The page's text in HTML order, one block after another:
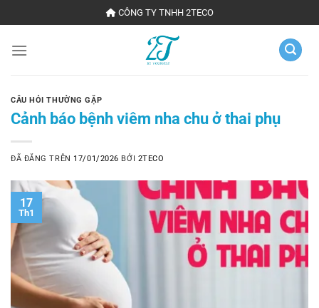
đến
nội
CÔNG TY TNHH 2TECO
CÂU HỎI THƯỜNG GẶP
Cảnh báo bệnh viêm nha chu ở thai phụ
ĐÃ ĐĂNG TRÊN 17/01/2026 BỞI 2TECO
17
Th1